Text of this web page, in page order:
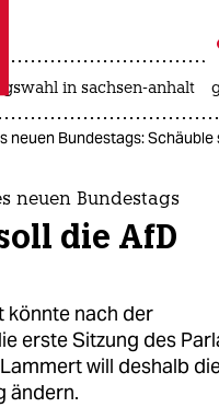
taz zahl ich
zahl ich
in sachsen-anhalt
neuen Bundestags: Schäuble
neuen Bundestags
die AfD
könnte nach der
erste Sitzung des
will deshalb
ändern.